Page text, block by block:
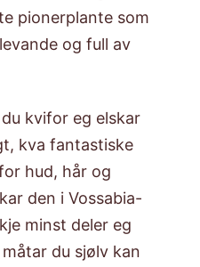
pionerplante som
og full av
kvifor eg elskar
kva fantastiske
hud, hår og
den i Vossabia-
minst deler eg
du sjølv kan